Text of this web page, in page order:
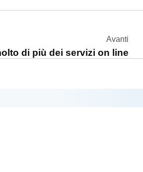
Avanti
di più dei servizi on line